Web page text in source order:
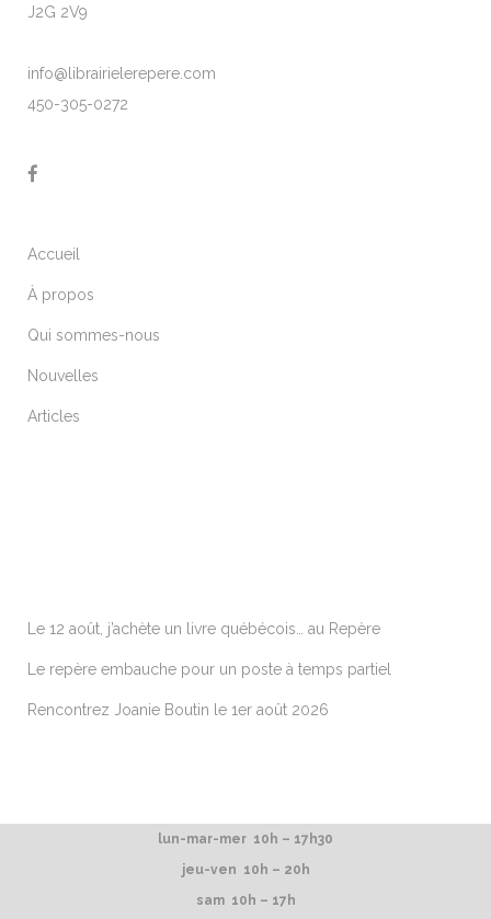
J2G 2V9
info@librairielerepere.com
450-305-0272
Accueil
À propos
Qui sommes-nous
Nouvelles
Articles
Le 12 août, j’achète un livre québécois… au Repère
Le repère embauche pour un poste à temps partiel
Rencontrez Joanie Boutin le 1er août 2026
lun-mar-mer 10h – 17h30
jeu-ven 10h – 20h
sam 10h – 17h